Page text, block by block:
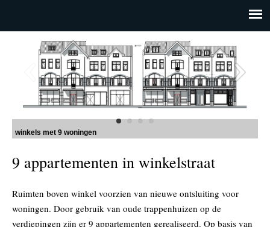
winkels met 9 woningen
9 appartementen in winkelstraat
Ruimten boven winkel voorzien van nieuwe ontsluiting voor
woningen. Door gebruik van oude trappenhuizen op de
verdiepingen zijn er 9 appartementen gerealiseerd. Op basis van